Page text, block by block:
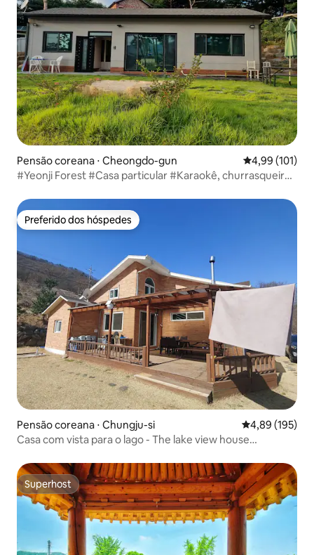
Pensão coreana ⋅ Cheongdo-gun 4,99 de uma
4,99 (101)
#Yeonji Forest #Casa particular #Karaokê, churrasqueira
Perto de Verdonte e Almyongjijilbang
Preferido dos hóspedes
Preferido dos hóspedes
Pensão coreana ⋅ Chungju-si 4,89 de uma
4,89 (195)
Casa com vista para o lago - The lake view house
Superhost
Superhost